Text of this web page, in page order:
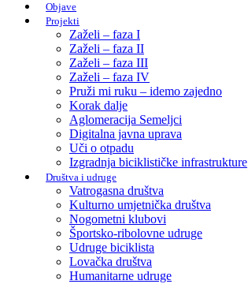
Objave
Projekti
Zaželi – faza I
Zaželi – faza II
Zaželi – faza III
Zaželi – faza IV
Pruži mi ruku – idemo zajedno
Korak dalje
Aglomeracija Semeljci
Digitalna javna uprava
Uči o otpadu
Izgradnja biciklističke infrastrukture
Društva i udruge
Vatrogasna društva
Kulturno umjetnička društva
Nogometni klubovi
Športsko-ribolovne udruge
Udruge biciklista
Lovačka društva
Humanitarne udruge